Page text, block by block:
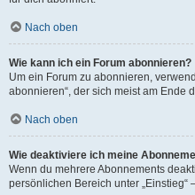
Nach oben
Wie kann ich ein Forum abonnieren?
Um ein Forum zu abonnieren,
abonnieren“, der sich meist am Ende
Nach oben
Wie deaktiviere ich meine
Wenn du mehrere Abonnements
persönlichen Bereich unter „Einstieg“